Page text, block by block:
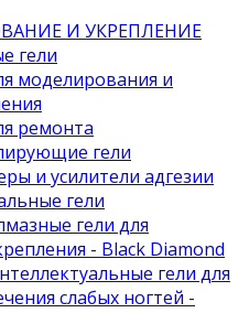
И УКРЕПЛЕНИЕ
гели
моделирования и
ремонта
гели
и усилители адгезии
гели
гели для
- Black Diamond
гели для
слабых ногтей -